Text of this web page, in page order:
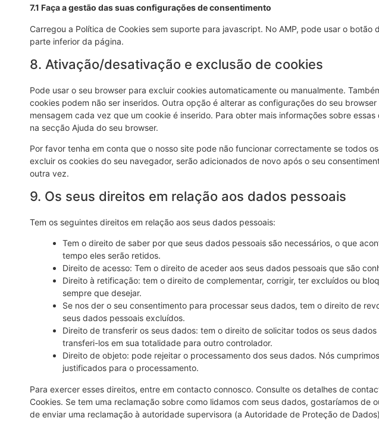
7.1 Faça a gestão das suas configurações de consentimento
Carregou a Política de Cookies sem suporte para javascript. No AMP, pode usar o botão
parte inferior da página.
8. Ativação/desativação e exclusão de cookies
Pode usar o seu browser para excluir cookies automaticamente ou manualmente.
cookies podem não ser inseridos. Outra opção é alterar as configurações do seu
mensagem cada vez que um cookie é inserido. Para obter mais informações sobre
na secção Ajuda do seu browser.
Por favor tenha em conta que o nosso site pode não funcionar correctamente se todos
excluir os cookies do seu navegador, serão adicionados de novo após o seu
outra vez.
9. Os seus direitos em relação aos dados pessoais
Tem os seguintes direitos em relação aos seus dados pessoais:
Tem o direito de saber por que seus dados pessoais são necessários, o que
tempo eles serão retidos.
Direito de acesso: Tem o direito de aceder aos seus dados pessoais que são
Direito à retificação: tem o direito de complementar, corrigir, ter excluídos ou
sempre que desejar.
Se nos der o seu consentimento para processar seus dados, tem o direito de
seus dados pessoais excluídos.
Direito de transferir os seus dados: tem o direito de solicitar todos os seus
transferi-los em sua totalidade para outro controlador.
Direito de objeto: pode rejeitar o processamento dos seus dados. Nós
justificados para o processamento.
Para exercer esses direitos, entre em contacto connosco. Consulte os detalhes de
Cookies. Se tem uma reclamação sobre como lidamos com seus dados, gostaríamos de
de enviar uma reclamação à autoridade supervisora (a Autoridade de Proteção de